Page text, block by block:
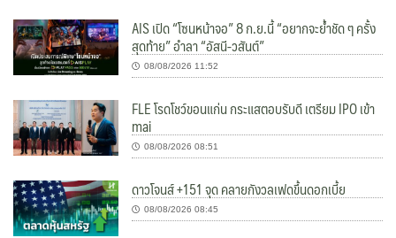
AIS เปิด “โซนหน้าจอ” 8 ก.ย.นี้ “อยากจะย้ำชัด ๆ ครั้ง
สุดท้าย” อำลา “อัสนี-วสันต์”
08/08/2026 11:52
FLE โรดโชว์ขอนแก่น กระแสตอบรับดี เตรียม IPO เข้า
mai
08/08/2026 08:51
ดาวโจนส์ +151 จุด คลายกังวลเฟดขึ้นดอกเบี้ย
08/08/2026 08:45